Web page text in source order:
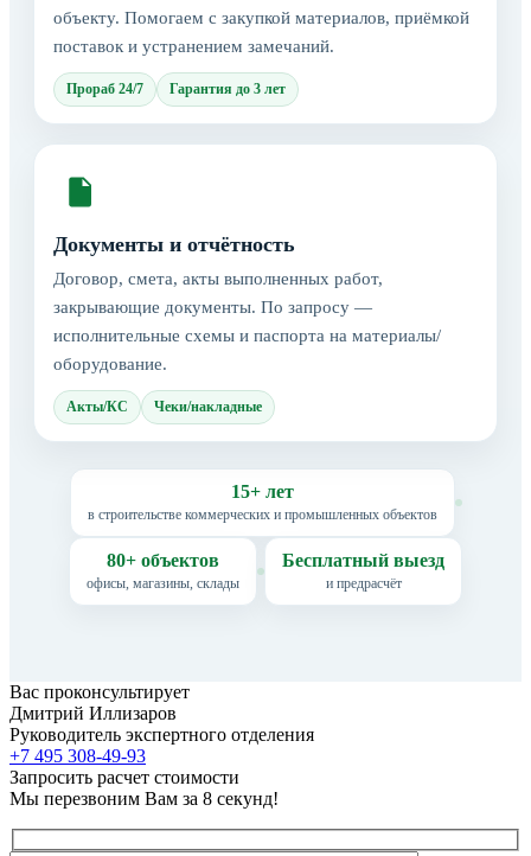
объекту. Помогаем с закупкой материалов, приёмкой
поставок и устранением замечаний.
Прораб 24/7 Гарантия до 3 лет
Документы и отчётность
Договор, смета, акты выполненных работ,
закрывающие документы. По запросу —
исполнительные схемы и паспорта на материалы/
оборудование.
Акты/КС Чеки/накладные
15+ лет
в строительстве коммерческих и промышленных объектов
80+ объектов
офисы, магазины, склады
Бесплатный выезд
и предрасчёт
Вас проконсультирует
Дмитрий Иллизаров
Руководитель экспертного отделения
+7 495 308-49-93
Запросить расчет стоимости
Мы перезвоним Вам за 8 секунд!